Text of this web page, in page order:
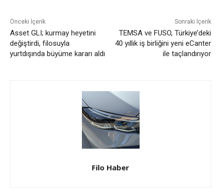
Önceki İçerik
Asset GLI; kurmay heyetini
değiştirdi, filosuyla
yurtdışında büyüme kararı aldı
Sonraki İçerik
TEMSA ve FUSO, Türkiye’deki
40 yıllık iş birliğini yeni eCanter
ile taçlandırıyor
Filo Haber